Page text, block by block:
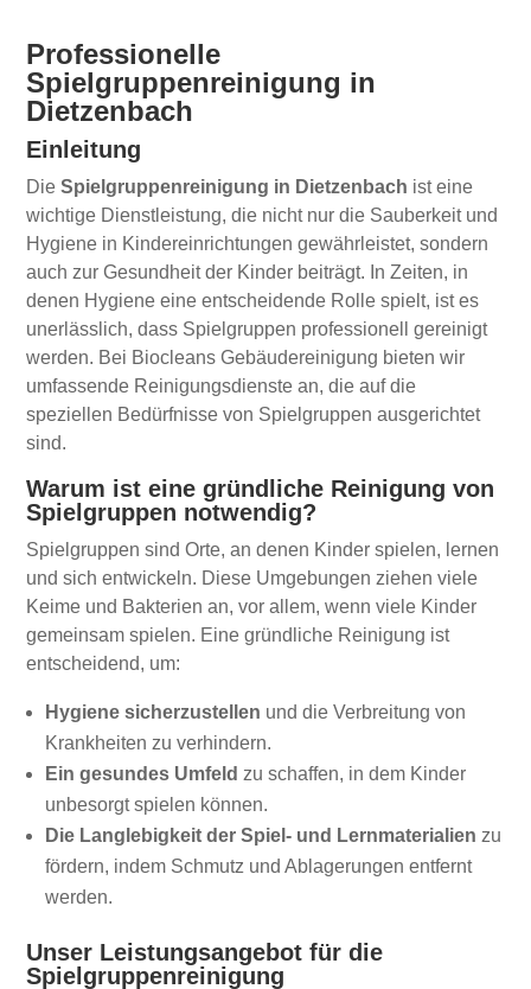
Professionelle
Spielgruppenreinigung in
Dietzenbach
Einleitung
DieSpielgruppenreinigung in Dietzenbach ist eine
wichtige Dienstleistung, die nicht nur die Sauberkeit und
Hygiene in Kindereinrichtungen gewährleistet, sondern
auch zur Gesundheit der Kinder beiträgt. In Zeiten, in
denen Hygiene eine entscheidende Rolle spielt, ist es
unerlässlich, dass Spielgruppen professionell gereinigt
werden. Bei Biocleans Gebäudereinigung bieten wir
umfassende Reinigungsdienste an, die auf die
speziellen Bedürfnisse von Spielgruppen ausgerichtet
sind.
Warum ist eine gründliche Reinigung von
Spielgruppen notwendig?
Spielgruppen sind Orte, an denen Kinder spielen, lernen
und sich entwickeln. Diese Umgebungen ziehen viele
Keime und Bakterien an, vor allem, wenn viele Kinder
gemeinsam spielen. Eine gründliche Reinigung ist
entscheidend, um:
Hygiene sicherzustellen und die Verbreitung von
Krankheiten zu verhindern.
Ein gesundes Umfeld zu schaffen, in dem Kinder
unbesorgt spielen können.
Die Langlebigkeit der Spiel- und Lernmaterialien zu
fördern, indem Schmutz und Ablagerungen entfernt
werden.
Unser Leistungsangebot für die
Spielgruppenreinigung